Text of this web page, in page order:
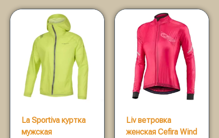
La Sportiva куртка
мужская
Liv ветровка
женская Cefira Wind